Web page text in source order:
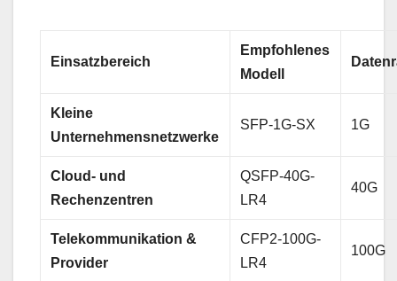
Einsatzbereich
Empfohlenes
Modell
Kleine
Unternehmensnetzwerke
SFP-1G-SX 1G
Cloud- und
Rechenzentren
QSFP-40G-
LR4
40G
Telekommunikation &
Provider
CFP2-100G-
LR4
100G